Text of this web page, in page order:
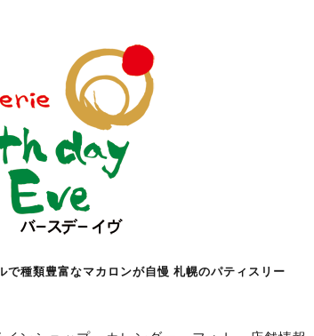
で種類豊富なマカロンが自慢 札幌のパティスリー